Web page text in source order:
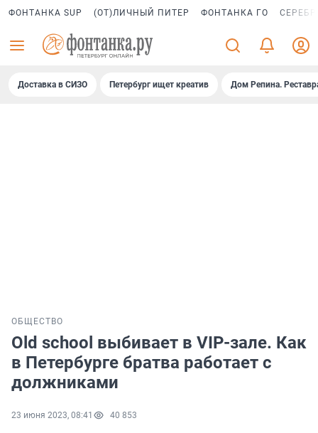
ФОНТАНКА SUP (ОТ)ЛИЧНЫЙ ПИТЕР ФОНТАНКА ГО
Доставка в СИЗО Петербург ищет креатив Дом Репина.
ОБЩЕСТВО
Old school выбивает в VIP-зале. Как
в Петербурге братва работает с
должниками
23 июня 2023, 08:41 40 853